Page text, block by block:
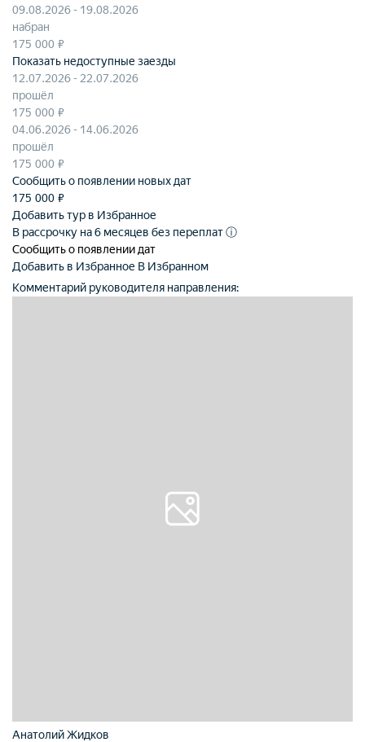
09.08.2026 - 19.08.2026
набран
175 000 ₽
Показать недоступные заезды
12.07.2026 - 22.07.2026
прошёл
175 000 ₽
04.06.2026 - 14.06.2026
прошёл
175 000 ₽
Сообщить о появлении новых дат
175 000 ₽
Добавить тур в Избранное
В рассрочку на 6 месяцев без переплатⓘ
Сообщить о появлении дат
Добавить в Избранное В Избранном
Комментарий руководителя направления:
Анатолий Жидков